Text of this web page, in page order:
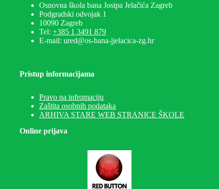
Osnovna škola bana Josipa Jelačića Zagreb
Podgradski odvojak 1
10090 Zagreb
Tel:+385 1 3491 879
E-mail: ured@os-bana-jjelacica-zg.hr
Pristup informacijama
Pravo na infromaciju
Zaštita osobnih podataka
ARHIVA STARE WEB STRANICE ŠKOLE
Online prijava